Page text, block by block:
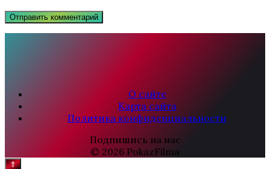
О сайте
Карта сайта
Политика конфиденциальности
Подпишись на нас
© 2026 PokazFilma